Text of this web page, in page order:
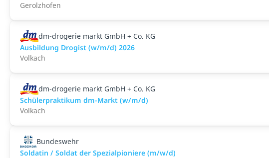
Gerolzhofen
dm-drogerie markt GmbH + Co. KG
Ausbildung Drogist (w/m/d) 2026
Volkach
dm-drogerie markt GmbH + Co. KG
Schülerpraktikum dm-Markt (w/m/d)
Volkach
Bundeswehr
Soldatin / Soldat der Spezialpioniere (m/w/d)